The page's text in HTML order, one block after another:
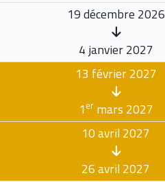
19 décembre 2026
4 janvier 2027
13 février 2027
1ermars 2027
10 avril 2027
26 avril 2027